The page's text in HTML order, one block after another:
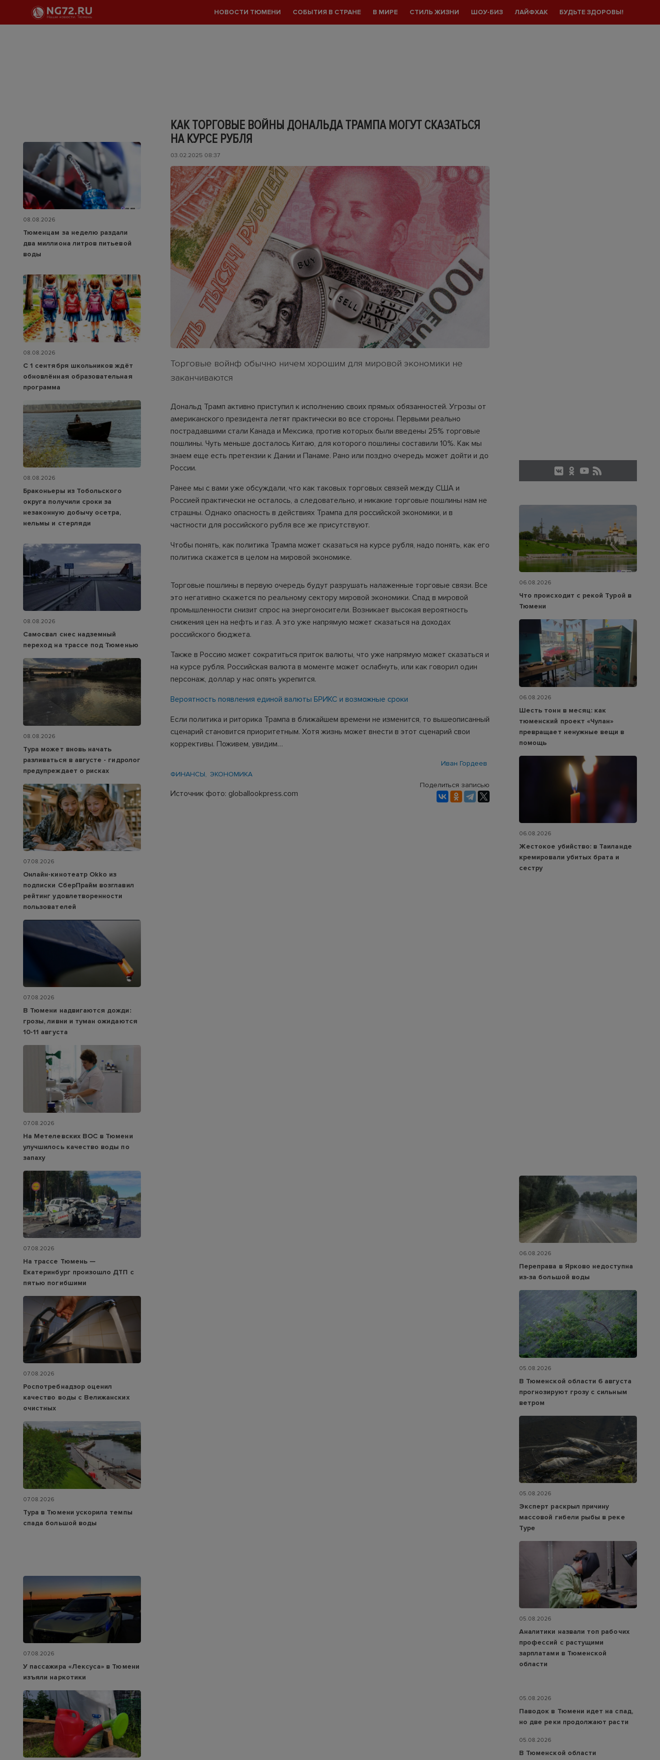
НОВОСТИ ТЮМЕНИ СОБЫТИЯ В СТРАНЕ В МИРЕ СТИЛЬ ЖИЗНИ ШОУ-БИЗ ЛАЙФХАК БУДЬТЕ ЗДОРОВЫ!
КАК ТОРГОВЫЕ ВОЙНЫ ДОНАЛЬДА ТРАМПА МОГУТ СКАЗАТЬСЯ
НА КУРСЕ РУБЛЯ
03.02.2025 08:37
Торговые войнф обычно ничем хорошим для мировой экономики не
заканчиваются
Дональд Трамп активно приступил к исполнению своих прямых обязанностей. Угрозы от
американского президента летят практически во все стороны. Первыми реально
пострадавшими стали Канада и Мексика, против которых были введены 25% торговые
пошлины. Чуть меньше досталось Китаю, для которого пошлины составили 10%. Как мы
знаем еще есть претензии к Дании и Панаме. Рано или поздно очередь может дойти и до
России.
Ранее мы с вами уже обсуждали, что как таковых торговых связей между США и
Россией практически не осталось, а следовательно, и никакие торговые пошлины нам не
страшны. Однако опасность в действиях Трампа для российской экономики, и в
частности для российского рубля все же присутствуют.
Чтобы понять, как политика Трампа может сказаться на курсе рубля, надо понять, как его
политика скажется в целом на мировой экономике.
Торговые пошлины в первую очередь будут разрушать налаженные торговые связи. Все
это негативно скажется по реальному сектору мировой экономики. Спад в мировой
промышленности снизит спрос на энергоносители. Возникает высокая вероятность
снижения цен на нефть и газ. А это уже напрямую может сказаться на доходах
российского бюджета.
Также в Россию может сократиться приток валюты, что уже напрямую может сказаться и
на курсе рубля. Российская валюта в моменте может ослабнуть, или как говорил один
персонаж, доллар у нас опять укрепится.
Вероятность появления единой валюты БРИКС и возможные сроки
Если политика и риторика Трампа в ближайшем времени не изменится, то вышеописанный
сценарий становится приоритетным. Хотя жизнь может внести в этот сценарий свои
коррективы. Поживем, увидим…
Иван Гордеев
ФИНАНСЫ
ЭКОНОМИКА
Источник фото: globallookpress.com
Поделиться записью
08.08.2026
Тюменцам за неделю раздали
два миллиона литров питьевой
воды
08.08.2026
С 1 сентября школьников ждёт
обновлённая образовательная
программа
08.08.2026
Браконьеры из Тобольского
округа получили сроки за
незаконную добычу осетра,
нельмы и стерляди
08.08.2026
Самосвал снес надземный
переход на трассе под Тюменью
08.08.2026
Тура может вновь начать
разливаться в августе - гидролог
предупреждает о рисках
07.08.2026
Онлайн-кинотеатр Okko из
подписки СберПрайм возглавил
рейтинг удовлетворенности
пользователей
07.08.2026
В Тюмени надвигаются дожди:
грозы, ливни и туман ожидаются
10-11 августа
07.08.2026
На Метелевских ВОС в Тюмени
улучшилось качество воды по
запаху
07.08.2026
На трассе Тюмень —
Екатеринбург произошло ДТП с
пятью погибшими
07.08.2026
Роспотребнадзор оценил
качество воды с Велижанских
очистных
07.08.2026
Тура в Тюмени ускорила темпы
спада большой воды
07.08.2026
У пассажира «Лексуса» в Тюмени
изъяли наркотики
06.08.2026
Что происходит с рекой Турой в
Тюмени
06.08.2026
Шесть тонн в месяц: как
тюменский проект «Чулан»
превращает ненужные вещи в
помощь
06.08.2026
Жестокое убийство: в Таиланде
кремировали убитых брата и
сестру
06.08.2026
Переправа в Ярково недоступна
из‑за большой воды
05.08.2026
В Тюменской области 6 августа
прогнозируют грозу с сильным
ветром
05.08.2026
Эксперт раскрыл причину
массовой гибели рыбы в реке
Туре
05.08.2026
Аналитики назвали топ рабочих
профессий с растущими
зарплатами в Тюменской
области
05.08.2026
Паводок в Тюмени идет на спад,
но две реки продолжают расти
05.08.2026
В Тюменской области